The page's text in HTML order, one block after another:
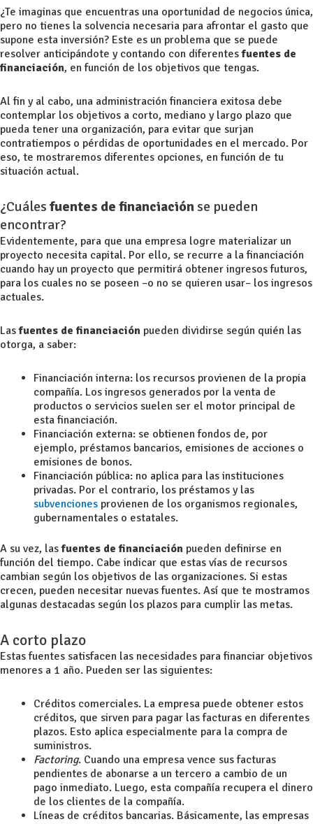
¿Te imaginas que encuentras una oportunidad de negocios única,
pero no tienes la solvencia necesaria para afrontar el gasto que
supone esta inversión? Este es un problema que se puede
resolver anticipándote y contando con diferentesfuentes de
financiación, en función de los objetivos que tengas.
Al fin y al cabo, una administración financiera exitosa debe
contemplar los objetivos a corto, mediano y largo plazo que
pueda tener una organización, para evitar que surjan
contratiempos o pérdidas de oportunidades en el mercado. Por
eso, te mostraremos diferentes opciones, en función de tu
situación actual.
¿Cuáles fuentes de financiaciónse pueden
encontrar?
Evidentemente, para que una empresa logre materializar un
proyecto necesita capital. Por ello, se recurre a la financiación
cuando hay un proyecto que permitirá obtener ingresos futuros,
para los cuales no se poseen –o no se quieren usar– los ingresos
actuales.
Lasfuentes de financiación pueden dividirse según quién las
otorga, a saber:
Financiación interna: los recursos provienen de la propia
compañía. Los ingresos generados por la venta de
productos o servicios suelen ser el motor principal de
esta financiación.
Financiación externa: se obtienen fondos de, por
ejemplo, préstamos bancarios, emisiones de acciones o
emisiones de bonos.
Financiación pública: no aplica para las instituciones
privadas. Por el contrario, los préstamos y las
subvenciones provienen de los organismos regionales,
gubernamentales o estatales.
A su vez, lasfuentes de financiación pueden definirse en
función del tiempo. Cabe indicar que estas vías de recursos
cambian según los objetivos de las organizaciones. Si estas
crecen, pueden necesitar nuevas fuentes. Así que te mostramos
algunas destacadas según los plazos para cumplir las metas.
A corto plazo
Estas fuentes satisfacen las necesidades para financiar objetivos
menores a 1 año. Pueden ser las siguientes:
Créditos comerciales. La empresa puede obtener estos
créditos, que sirven para pagar las facturas en diferentes
plazos. Esto aplica especialmente para la compra de
suministros.
Factoring. Cuando una empresa vence sus facturas
pendientes de abonarse a un tercero a cambio de un
pago inmediato. Luego, esta compañía recupera el dinero
de los clientes de la compañía.
Líneas de créditos bancarias. Básicamente, las empresas